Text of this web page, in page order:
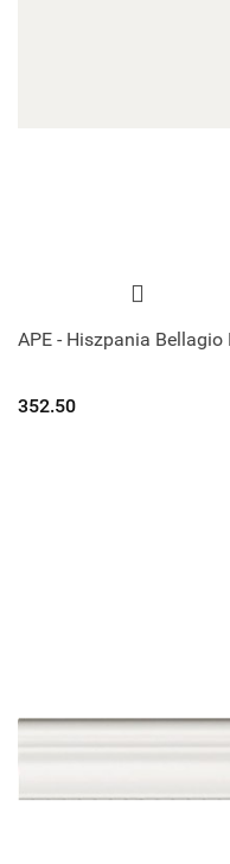
APE - Hiszpania Bellagio
352.50